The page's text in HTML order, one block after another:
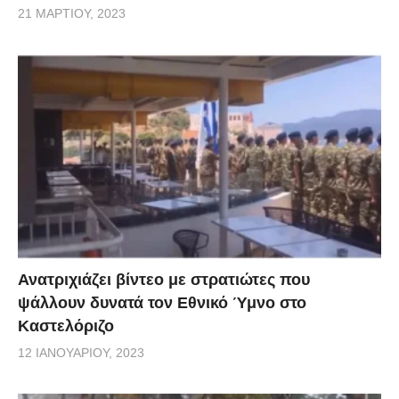
ήθελε να δούμε αυτό… θέλουν να στείλουν ένα απλό
μήνυμα στον κόσμο: «Ετοιμαστείτε»».
21 ΜΑΡΤΊΟΥ, 2023
Ανατριχιάζει βίντεο με στρατιώτες που
ψάλλουν δυνατά τον Εθνικό Ύμνο στο
Καστελόριζο
12 ΙΑΝΟΥΑΡΊΟΥ, 2023